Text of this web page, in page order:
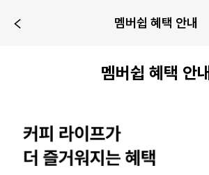
멤버쉽 혜택 안내
멤버쉽 혜택 안내